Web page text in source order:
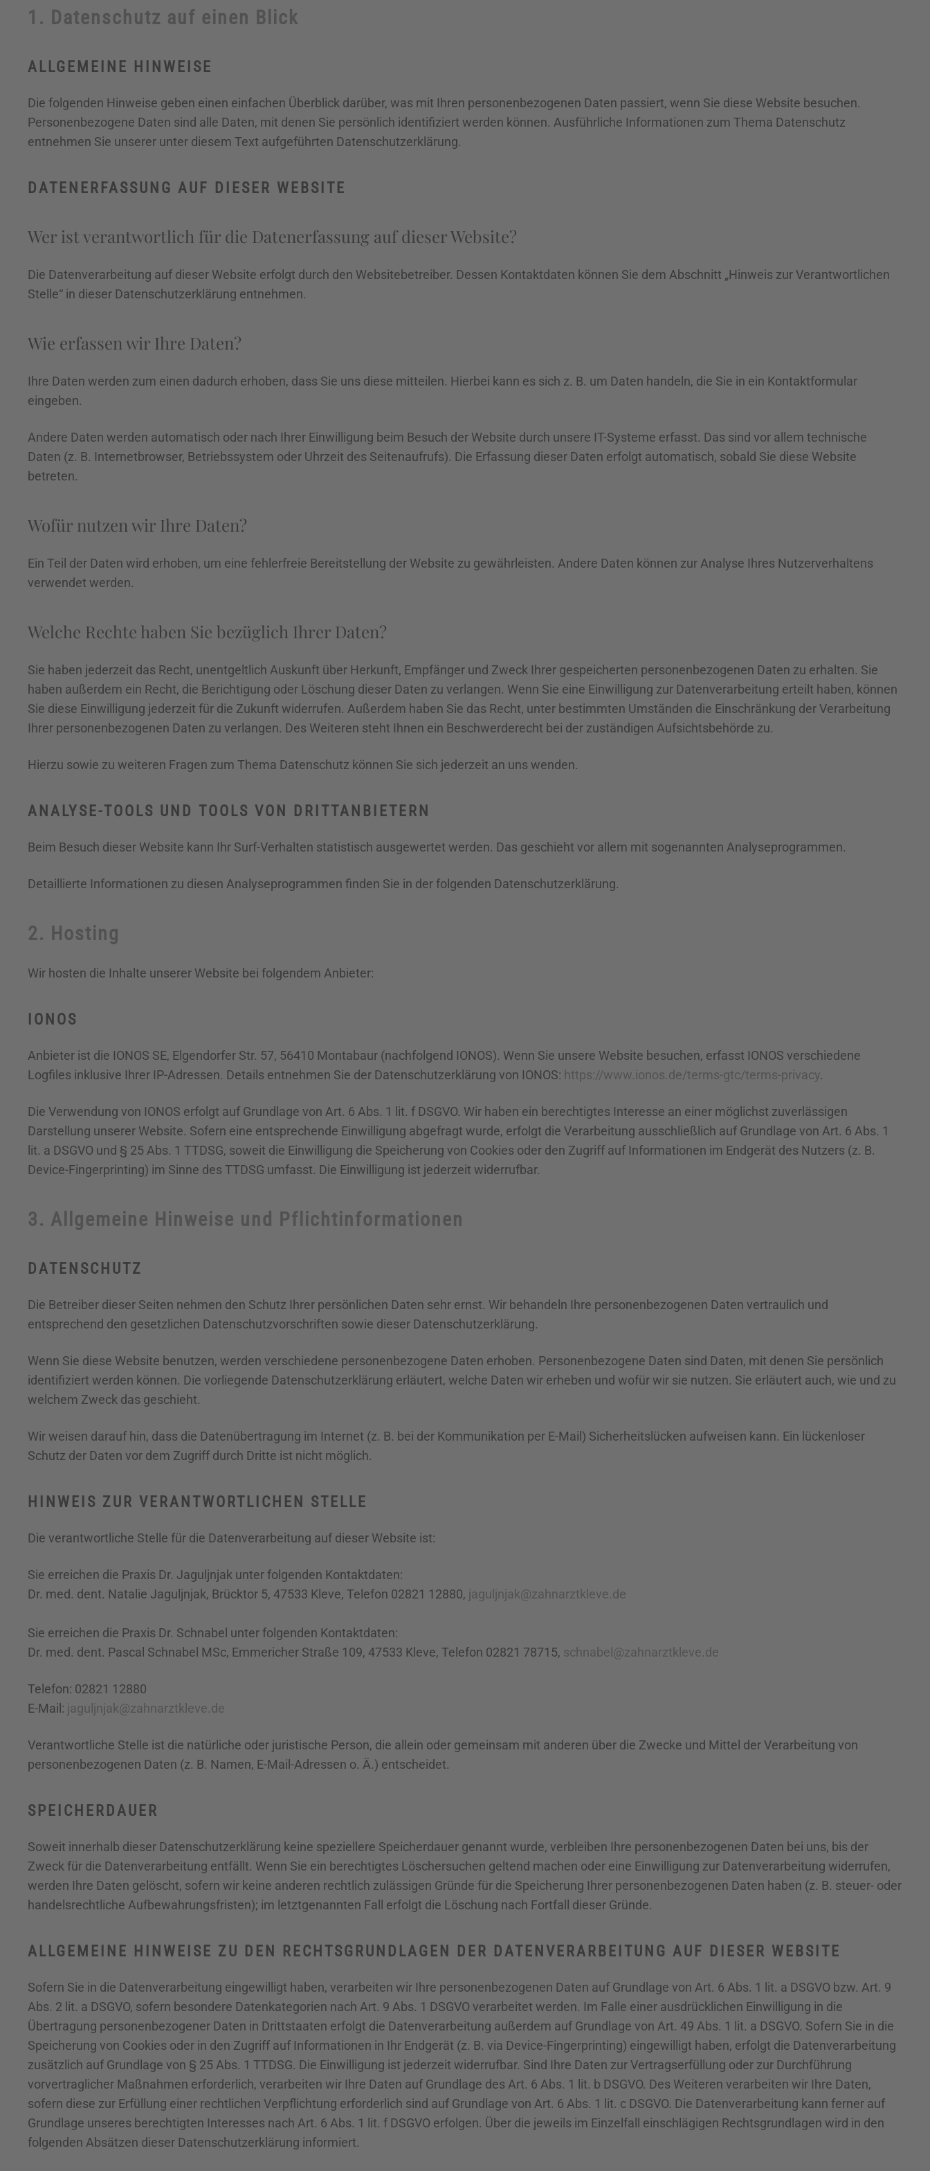
1. Datenschutz auf einen Blick
ALLGEMEINE HINWEISE
Die folgenden Hinweise geben einen einfachen Überblick darüber, was mit Ihren personenbezogenen Daten passiert, wenn Sie diese Website besuchen.
Personenbezogene Daten sind alle Daten, mit denen Sie persönlich identifiziert werden können. Ausführliche Informationen zum Thema Datenschutz
entnehmen Sie unserer unter diesem Text aufgeführten Datenschutzerklärung.
DATENERFASSUNG AUF DIESER WEBSITE
Wer ist verantwortlich für die Datenerfassung auf dieser Website?
Die Datenverarbeitung auf dieser Website erfolgt durch den Websitebetreiber. Dessen Kontaktdaten können Sie dem Abschnitt „Hinweis zur Verantwortlichen
Stelle“ in dieser Datenschutzerklärung entnehmen.
Wie erfassen wir Ihre Daten?
Ihre Daten werden zum einen dadurch erhoben, dass Sie uns diese mitteilen. Hierbei kann es sich z. B. um Daten handeln, die Sie in ein Kontaktformular
eingeben.
Andere Daten werden automatisch oder nach Ihrer Einwilligung beim Besuch der Website durch unsere IT-Systeme erfasst. Das sind vor allem technische
Daten (z. B. Internetbrowser, Betriebssystem oder Uhrzeit des Seitenaufrufs). Die Erfassung dieser Daten erfolgt automatisch, sobald Sie diese Website
betreten.
Wofür nutzen wir Ihre Daten?
Ein Teil der Daten wird erhoben, um eine fehlerfreie Bereitstellung der Website zu gewährleisten. Andere Daten können zur Analyse Ihres Nutzerverhaltens
verwendet werden.
Welche Rechte haben Sie bezüglich Ihrer Daten?
Sie haben jederzeit das Recht, unentgeltlich Auskunft über Herkunft, Empfänger und Zweck Ihrer gespeicherten personenbezogenen Daten zu erhalten. Sie
haben außerdem ein Recht, die Berichtigung oder Löschung dieser Daten zu verlangen. Wenn Sie eine Einwilligung zur Datenverarbeitung erteilt haben, können
Sie diese Einwilligung jederzeit für die Zukunft widerrufen. Außerdem haben Sie das Recht, unter bestimmten Umständen die Einschränkung der Verarbeitung
Ihrer personenbezogenen Daten zu verlangen. Des Weiteren steht Ihnen ein Beschwerderecht bei der zuständigen Aufsichtsbehörde zu.
Hierzu sowie zu weiteren Fragen zum Thema Datenschutz können Sie sich jederzeit an uns wenden.
ANALYSE-TOOLS UND TOOLS VON DRITT­ANBIETERN
Beim Besuch dieser Website kann Ihr Surf-Verhalten statistisch ausgewertet werden. Das geschieht vor allem mit sogenannten Analyseprogrammen.
Detaillierte Informationen zu diesen Analyseprogrammen finden Sie in der folgenden Datenschutzerklärung.
2. Hosting
Wir hosten die Inhalte unserer Website bei folgendem Anbieter:
IONOS
Anbieter ist die IONOS SE, Elgendorfer Str. 57, 56410 Montabaur (nachfolgend IONOS). Wenn Sie unsere Website besuchen, erfasst IONOS verschiedene
Logfiles inklusive Ihrer IP-Adressen. Details entnehmen Sie der Datenschutzerklärung von IONOS: https://www.ionos.de/terms-gtc/terms-privacy.
Die Verwendung von IONOS erfolgt auf Grundlage von Art. 6 Abs. 1 lit. f DSGVO. Wir haben ein berechtigtes Interesse an einer möglichst zuverlässigen
Darstellung unserer Website. Sofern eine entsprechende Einwilligung abgefragt wurde, erfolgt die Verarbeitung ausschließlich auf Grundlage von Art. 6 Abs. 1
lit. a DSGVO und § 25 Abs. 1 TTDSG, soweit die Einwilligung die Speicherung von Cookies oder den Zugriff auf Informationen im Endgerät des Nutzers (z. B.
Device-Fingerprinting) im Sinne des TTDSG umfasst. Die Einwilligung ist jederzeit widerrufbar.
3. Allgemeine Hinweise und Pflicht­informationen
DATENSCHUTZ
Die Betreiber dieser Seiten nehmen den Schutz Ihrer persönlichen Daten sehr ernst. Wir behandeln Ihre personenbezogenen Daten vertraulich und
entsprechend den gesetzlichen Datenschutzvorschriften sowie dieser Datenschutzerklärung.
Wenn Sie diese Website benutzen, werden verschiedene personenbezogene Daten erhoben. Personenbezogene Daten sind Daten, mit denen Sie persönlich
identifiziert werden können. Die vorliegende Datenschutzerklärung erläutert, welche Daten wir erheben und wofür wir sie nutzen. Sie erläutert auch, wie und zu
welchem Zweck das geschieht.
Wir weisen darauf hin, dass die Datenübertragung im Internet (z. B. bei der Kommunikation per E-Mail) Sicherheitslücken aufweisen kann. Ein lückenloser
Schutz der Daten vor dem Zugriff durch Dritte ist nicht möglich.
HINWEIS ZUR VERANTWORTLICHEN STELLE
Die verantwortliche Stelle für die Datenverarbeitung auf dieser Website ist:
Sie erreichen die Praxis Dr. Jaguljnjak unter folgenden Kontaktdaten:
Dr. med. dent. Natalie Jaguljnjak, Brücktor 5, 47533 Kleve, Telefon 02821 12880, jaguljnjak@zahnarztkleve.de
Sie erreichen die Praxis Dr. Schnabel unter folgenden Kontaktdaten:
Dr. med. dent. Pascal Schnabel MSc, Emmericher Straße 109, 47533 Kleve, Telefon 02821 78715, schnabel@zahnarztkleve.de
Telefon: 02821 12880
E-Mail: jaguljnjak@zahnarztkleve.de
Verantwortliche Stelle ist die natürliche oder juristische Person, die allein oder gemeinsam mit anderen über die Zwecke und Mittel der Verarbeitung von
personenbezogenen Daten (z. B. Namen, E-Mail-Adressen o. Ä.) entscheidet.
SPEICHERDAUER
Soweit innerhalb dieser Datenschutzerklärung keine speziellere Speicherdauer genannt wurde, verbleiben Ihre personenbezogenen Daten bei uns, bis der
Zweck für die Datenverarbeitung entfällt. Wenn Sie ein berechtigtes Löschersuchen geltend machen oder eine Einwilligung zur Datenverarbeitung widerrufen,
werden Ihre Daten gelöscht, sofern wir keine anderen rechtlich zulässigen Gründe für die Speicherung Ihrer personenbezogenen Daten haben (z. B. steuer- oder
handelsrechtliche Aufbewahrungsfristen); im letztgenannten Fall erfolgt die Löschung nach Fortfall dieser Gründe.
ALLGEMEINE HINWEISE ZU DEN RECHTSGRUNDLAGEN DER DATENVERARBEITUNG AUF DIESER WEBSITE
Sofern Sie in die Datenverarbeitung eingewilligt haben, verarbeiten wir Ihre personenbezogenen Daten auf Grundlage von Art. 6 Abs. 1 lit. a DSGVO bzw. Art. 9
Abs. 2 lit. a DSGVO, sofern besondere Datenkategorien nach Art. 9 Abs. 1 DSGVO verarbeitet werden. Im Falle einer ausdrücklichen Einwilligung in die
Übertragung personenbezogener Daten in Drittstaaten erfolgt die Datenverarbeitung außerdem auf Grundlage von Art. 49 Abs. 1 lit. a DSGVO. Sofern Sie in die
Speicherung von Cookies oder in den Zugriff auf Informationen in Ihr Endgerät (z. B. via Device-Fingerprinting) eingewilligt haben, erfolgt die Datenverarbeitung
zusätzlich auf Grundlage von § 25 Abs. 1 TTDSG. Die Einwilligung ist jederzeit widerrufbar. Sind Ihre Daten zur Vertragserfüllung oder zur Durchführung
vorvertraglicher Maßnahmen erforderlich, verarbeiten wir Ihre Daten auf Grundlage des Art. 6 Abs. 1 lit. b DSGVO. Des Weiteren verarbeiten wir Ihre Daten,
sofern diese zur Erfüllung einer rechtlichen Verpflichtung erforderlich sind auf Grundlage von Art. 6 Abs. 1 lit. c DSGVO. Die Datenverarbeitung kann ferner auf
Grundlage unseres berechtigten Interesses nach Art. 6 Abs. 1 lit. f DSGVO erfolgen. Über die jeweils im Einzelfall einschlägigen Rechtsgrundlagen wird in den
folgenden Absätzen dieser Datenschutzerklärung informiert.